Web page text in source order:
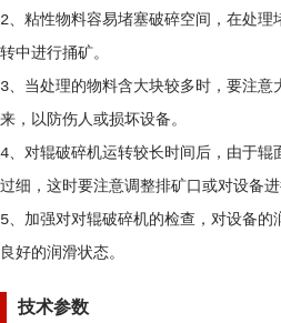
2、粘性物料容易堵塞破碎空间，在处理
转中进行捅矿。
3、当处理的物料含大块较多时，要注意
来，以防伤人或损坏设备。
4、对辊破碎机运转较长时间后，由于
过细，这时要注意调整排矿口或对设备进
5、加强对对辊破碎机的检查，对设备的
良好的润滑状态。
技术参数